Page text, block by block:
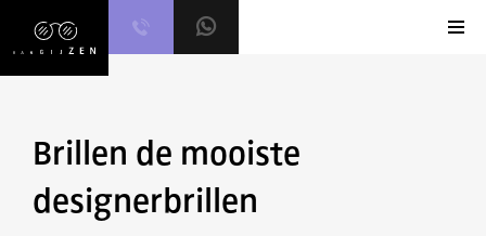
Skip
Brillen de mooiste
designerbrillen